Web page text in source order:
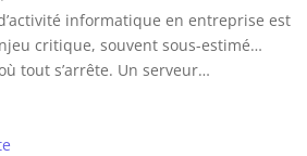
informatique en entreprise est
critique, souvent sous-estimé…
tout s’arrête. Un serveur…